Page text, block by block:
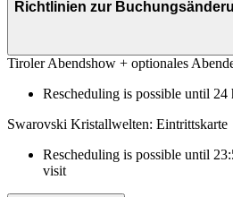
Richtlinien zur
Tiroler Abendshow + optionales
Rescheduling is possible until
Swarovski Kristallwelten: Eintrittskarte
Rescheduling is possible until
visit